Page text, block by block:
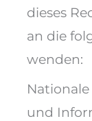
dieses
an die
wenden:
und